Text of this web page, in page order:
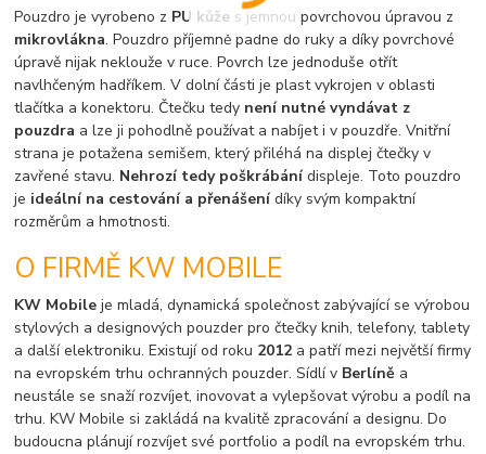
Pouzdro je vyrobeno z PU kůže s jemnou povrchovou úpravou z
mikrovlákna. Pouzdro příjemně padne do ruky a díky povrchové
úpravě nijak neklouže v ruce. Povrch lze jednoduše otřít
navlhčeným hadříkem. V dolní části je plast vykrojen v oblasti
tlačítka a konektoru. Čtečku tedy není nutné vyndávat z
pouzdra a lze ji pohodlně používat a nabíjet i v pouzdře. Vnitřní
strana je potažena semišem, který přiléhá na displej čtečky v
zavřené stavu. Nehrozí tedy poškrábánídispleje. Toto pouzdro
je ideální na cestování a přenášenídíky svým kompaktní
rozměrům a hmotnosti.
O FIRMĚ KW MOBILE
KW Mobile je mladá, dynamická společnost zabývající se výrobou
stylových a designových pouzder pro čtečky knih, telefony, tablety
a další elektroniku. Existují od roku 2012 a patří mezi největší firmy
na evropském trhu ochranných pouzder. Sídlí v Berlíně a
neustále se snaží rozvíjet, inovovat a vylepšovat výrobu a podíl na
trhu. KW Mobile si zakládá na kvalitě zpracování a designu. Do
budoucna plánují rozvíjet své portfolio a podíl na evropském trhu.